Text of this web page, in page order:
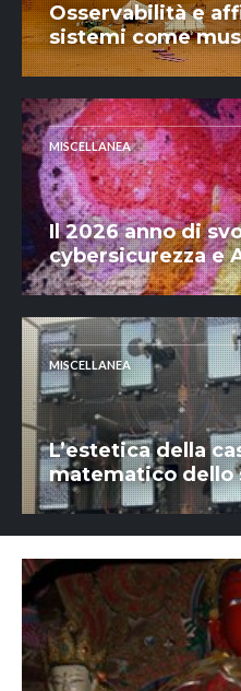
Osservabilità e
sistemi come
MISCELLANEA
Il 2026 anno di
cybersicurezza e
MISCELLANEA
L’estetica della
matematico dello